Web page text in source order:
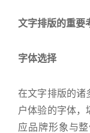
文字排版的重要
字体选择
在文字排版的诸
户体验的字体，
应品牌形象与